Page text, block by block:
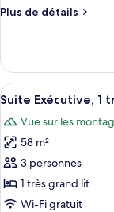
Plus de détails
Plus
le
type
de
Chambre
Afficher
toutes
les
photos
pour
ce
type
7
Suite Exécutive, 1
Vue sur les
58 m²
3 personnes
1 très grand lit
Wi-Fi gratuit